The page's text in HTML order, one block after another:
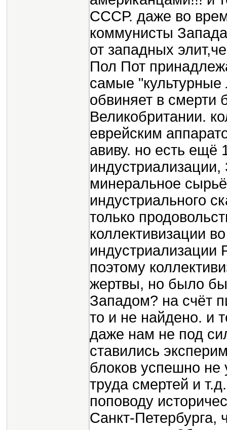
СССР. даже во
коммунисты
от западных
Пол Пот
самые
обвиняет в смерти
Великобритании.
еврейским
авиву. но есть ещё
минеральное
индустриального
только
коллективизации
индустриализации
поэтому
жертвы, но было
Западом? на счёт
то и не найдено. и
даже нам не под
ставились
блоков успешно не
труда смертей и
поповоду
Санкт-Петербурга,